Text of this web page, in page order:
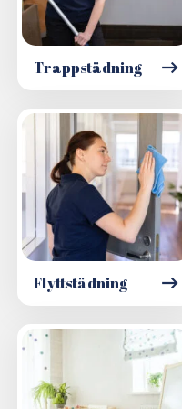
Trappstädning
Flyttstädning